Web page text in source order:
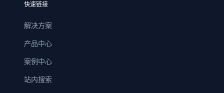
快速链接
解决方案
产品中心
案例中心
站内搜索